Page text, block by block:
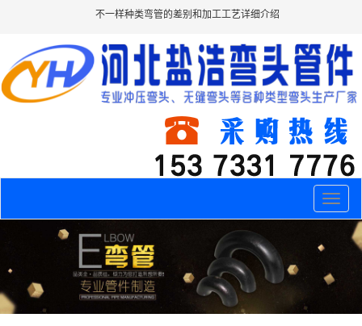
不一样种类弯管的差别和加工工艺详细介绍
Toggle